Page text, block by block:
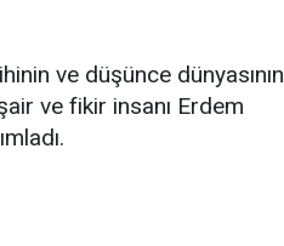
ve düşünce dünyasının
ve fikir insanı Erdem